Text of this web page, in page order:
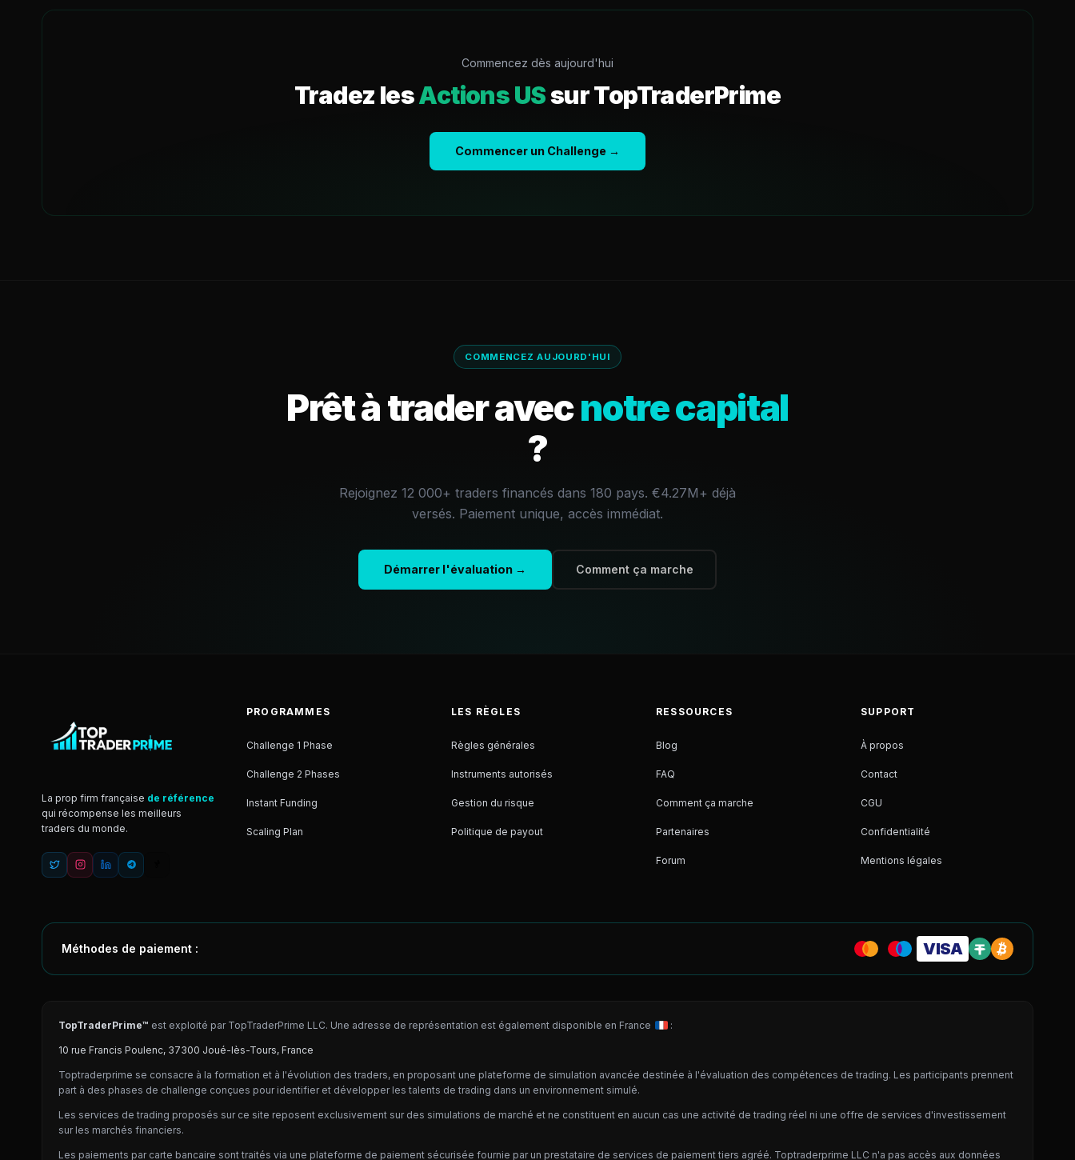
Commencez dès aujourd'hui
Tradez lesActions USsur TopTraderPrime
Commencer un Challenge →
COMMENCEZ AUJOURD'HUI
Prêt à trader avecnotre capital
?
Rejoignez 12 000+ traders financés dans 180 pays. €4.27M+ déjà
versés. Paiement unique, accès immédiat.
Démarrer l'évaluation → Comment ça marche
La prop firm française de référence
qui récompense les meilleurs
traders du monde.
PROGRAMMES
Challenge 1 Phase
Challenge 2 Phases
Instant Funding
Scaling Plan
LES RÈGLES
Règles générales
Instruments autorisés
Gestion du risque
Politique de payout
RESSOURCES
Blog
FAQ
Comment ça marche
Partenaires
Forum
SUPPORT
À propos
Contact
CGU
Confidentialité
Mentions légales
Méthodes de paiement : VISA
TopTraderPrime™ est exploité par TopTraderPrime LLC. Une adresse de représentation est également disponible en France :
10 rue Francis Poulenc, 37300 Joué-lès-Tours, France
Toptraderprime se consacre à la formation et à l'évolution des traders, en proposant une plateforme de simulation avancée destinée à l'évaluation des compétences de trading. Les participants prennent
part à des phases de challenge conçues pour identifier et développer les talents de trading dans un environnement simulé.
Les services de trading proposés sur ce site reposent exclusivement sur des simulations de marché et ne constituent en aucun cas une activité de trading réel ni une offre de services d'investissement
sur les marchés financiers.
Les paiements par carte bancaire sont traités via une plateforme de paiement sécurisée fournie par un prestataire de services de paiement tiers agréé. Toptraderprime LLC n'a pas accès aux données